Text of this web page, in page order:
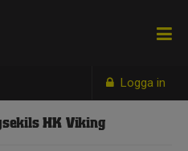
Logga in
HK Viking